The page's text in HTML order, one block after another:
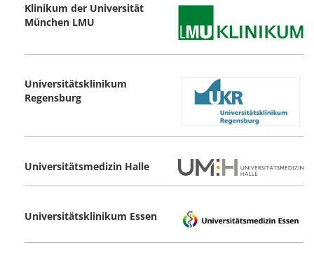
Klinikum der Universität
München LMU
Universitätsklinikum
Regensburg
Universitätsmedizin Halle
Universitätsklinikum Essen